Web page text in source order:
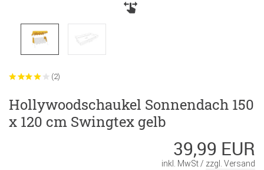
(2)
Hollywoodschaukel Sonnendach 150
x 120 cm Swingtex gelb
39,99 EUR
inkl. MwSt / zzgl. Versand